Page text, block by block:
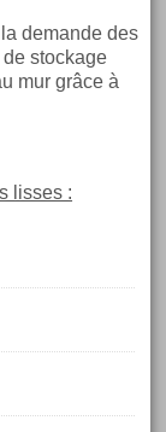
demande des
stockage
mur grâce à
lisses :